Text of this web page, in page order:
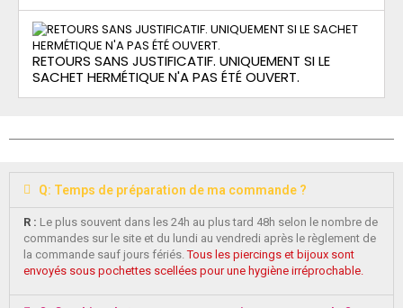
RETOURS SANS JUSTIFICATIF. UNIQUEMENT SI LE
SACHET HERMÉTIQUE N'A PAS ÉTÉ OUVERT.
Q: Temps de préparation de ma commande ?
R : Le plus souvent dans les 24h au plus tard 48h selon le nombre de
commandes sur le site et du lundi au vendredi après le règlement de
la commande sauf jours fériés.Tous les piercings et bijoux sont
envoyés sous pochettes scellées pour une hygiène irréprochable.